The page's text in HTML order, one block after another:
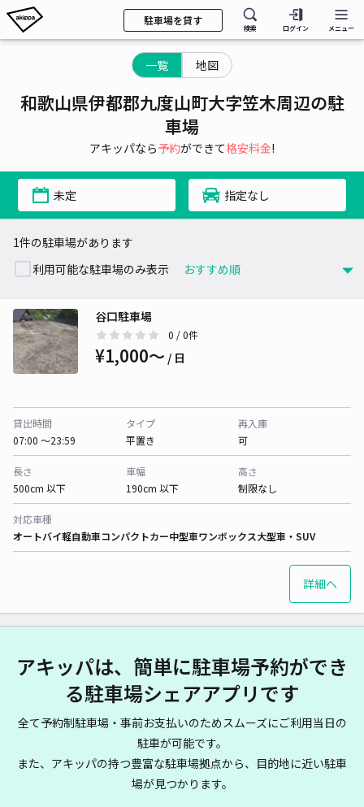
駐車場を貸す
検索 ログイン メニュー
一覧 地図
和歌山県伊都郡九度山町大字笠木周辺の駐
車場
アキッパなら予約ができて格安料金!
未定 指定なし
1件の駐車場があります
利用可能な駐車場のみ表示
谷口駐車場
0 / 0件
¥1,000〜 / 日
貸出時間
07:00 〜23:59
タイプ
平置き
再入庫
可
長さ
500cm 以下
車幅
190cm 以下
高さ
制限なし
対応車種
オートバイ軽自動車コンパクトカー中型車ワンボックス大型車・SUV
詳細へ
アキッパは、簡単に駐車場予約ができ
る駐車場シェアアプリです
全て予約制駐車場・事前お支払いのためスムーズにご利用当日の
駐車が可能です。
また、アキッパの持つ豊富な駐車場拠点から、目的地に近い駐車
場が見つかります。